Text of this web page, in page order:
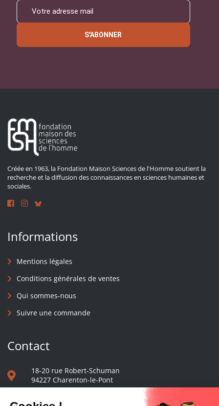
S'ABONNER
Créée en 1963, la Fondation Maison Sciences de l'Homme soutient la
recherche et la diffusion des connaissances en sciences humaines et
sociales.
Informations
Mentions légales
Conditions générales de ventes
Qui sommes-nous
Suivre une commande
Contact
18-20 rue Robert-Schuman
94227 Charenton-le-Pont